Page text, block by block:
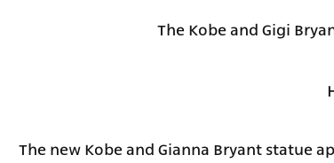
The Kobe and Gigi
The new Kobe and Gianna Bryant statue